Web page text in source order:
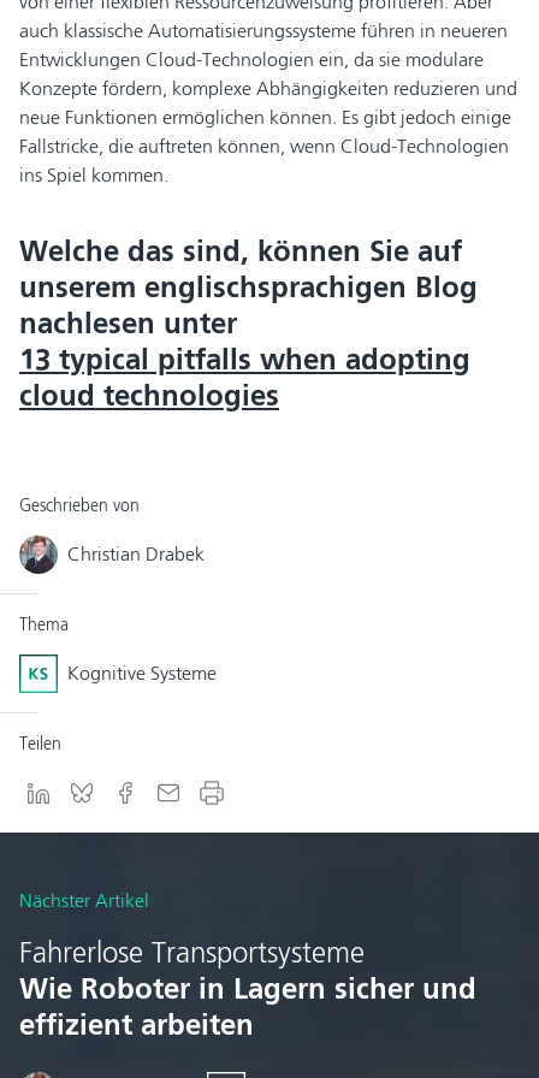
auch klassische Automatisierungssysteme führen in neueren
Entwicklungen Cloud-Technologien ein, da sie modulare
Konzepte fördern, komplexe Abhängigkeiten reduzieren und
neue Funktionen ermöglichen können. Es gibt jedoch einige
Fallstricke, die auftreten können, wenn Cloud-Technologien
ins Spiel kommen.
Welche das sind, können Sie auf
unserem englischsprachigen Blog
nachlesen unter
13 typical pitfalls when adopting
cloud technologies
Geschrieben von
Christian Drabek
Thema
Kognitive Systeme
Teilen
Nächster Artikel
Fahrerlose Transportsysteme
Wie Roboter in Lagern sicher und
effizient arbeiten